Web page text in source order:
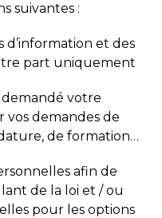
suivantes :
et des
part uniquement
demandé votre
demandes de
de formation…
afin de
de la loi et / ou
pour les options